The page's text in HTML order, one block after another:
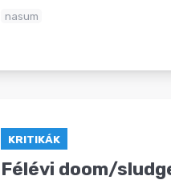
nasum
KRITIKÁK
Félévi doom/